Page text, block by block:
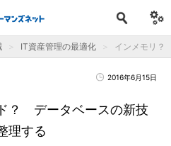
IT資産管理の最適化 インメモリ？
2016年6月15日
？ データベースの新技
理する